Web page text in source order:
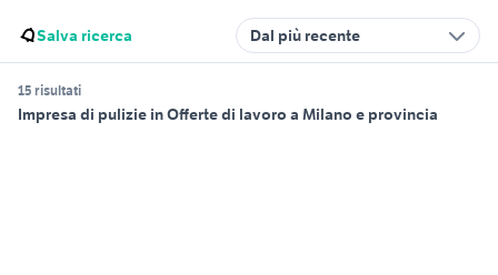
Salva ricerca Dal più recente
15 risultati
Impresa di pulizie in Offerte di lavoro a Milano e provincia